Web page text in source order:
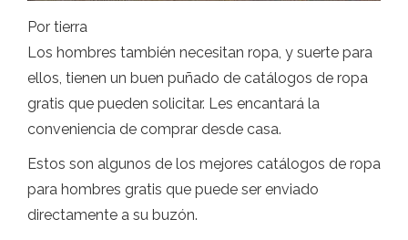
Por tierra
Los hombres también necesitan ropa, y suerte para
ellos, tienen un buen puñado de catálogos de ropa
gratis que pueden solicitar. Les encantará la
conveniencia de comprar desde casa.
Estos son algunos de los mejores catálogos de ropa
para hombres gratis que puede ser enviado
directamente a su buzón.